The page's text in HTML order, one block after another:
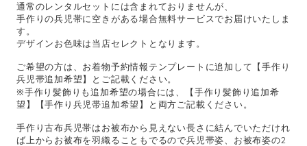
通常のレンタルセットには含まれておりませんが、
手作りの兵児帯に空きがある場合無料サービスでお届けいたしま
す。
デザインお色味は当店セレクトとなります。
ご希望の方は、お着物予約情報テンプレートに追加して【手作り
兵児帯追加希望】とご記載ください。
※手作り髪飾りも追加希望の場合には、【手作り髪飾り追加希
望】【手作り兵児帯追加希望】と両方ご記載ください。
手作り古布兵児帯はお被布から見えない長さに結んでいただけれ
ば上からお被布を羽織ることもでるので兵児帯姿、お被布姿の2